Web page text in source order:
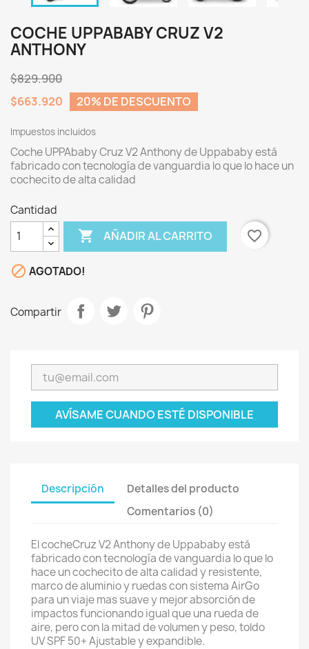
COCHE UPPABABY CRUZ V2
ANTHONY
$829.900
$663.920
20% DE DESCUENTO
Impuestos incluidos
Coche UPPAbaby Cruz V2 Anthony de Uppababy está
fabricado con tecnología de vanguardia lo que lo hace un
cochecito de alta calidad
Cantidad
 AÑADIR AL CARRITO favorite_border
 AGOTADO!
Compartir
AVÍSAME CUANDO ESTÉ DISPONIBLE
Descripción
Detalles del producto
Comentarios (0)
El cocheCruz V2 Anthony de Uppababy está
fabricado con tecnología de vanguardia lo que lo
hace un cochecito de alta calidad y resistente,
marco de aluminio y ruedas con sistema AirGo
para un viaje mas suave y mejor absorción de
impactos funcionando igual que una rueda de
aire, pero con la mitad de volumen y peso, toldo
UV SPF 50+ Ajustable y expandible.